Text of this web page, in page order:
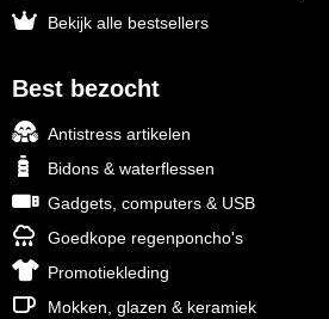
Bekijk alle bestsellers
Best bezocht
Antistress artikelen
Bidons & waterflessen
Gadgets, computers & USB
Goedkope regenponcho's
Promotiekleding
Mokken, glazen & keramiek